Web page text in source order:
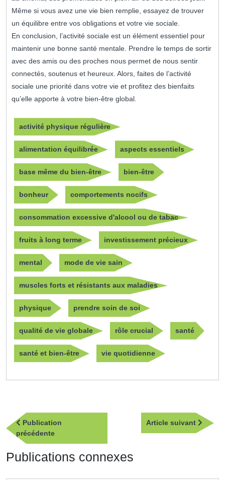
Même si vous avez une vie bien remplie, essayez de trouver
un équilibre entre vos obligations et votre vie sociale.
En conclusion, l’activité sociale est un élément essentiel pour
maintenir une bonne santé mentale. Prendre le temps de sortir
avec des amis ou des proches nous permet de nous sentir
connectés, soutenus et heureux. Alors, faites de l’activité
sociale une priorité dans votre vie et profitez des bienfaits
qu’elle apporte à votre bien-être global.
activité physique régulière
alimentation équilibrée aspects essentiels
base même du bien-être bien-être
bonheur comportements nocifs
consommation excessive d'alcool ou de tabac
fruits à long terme investissement précieux
mental mode de vie sain
muscles forts et résistants aux maladies
physique prendre soin de soi
qualité de vie globale rôle crucial santé
santé et bien-être vie quotidienne
Navigation
de
l’article
Publication
précédentePublication
précédente
Article suivant
Article
Publications connexes